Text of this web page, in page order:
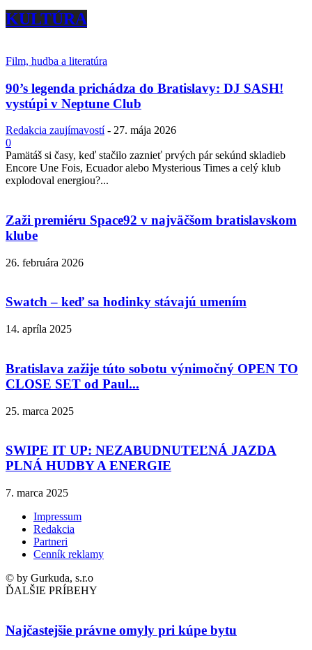
KULTÚRA
Film, hudba a literatúra
90’s legenda prichádza do Bratislavy: DJ SASH!
vystúpi v Neptune Club
Redakcia zaujímavostí - 27. mája 2026
0
Pamätáš si časy, keď stačilo zaznieť prvých pár sekúnd skladieb
Encore Une Fois, Ecuador alebo Mysterious Times a celý klub
explodoval energiou?...
Zaži premiéru Space92 v najväčšom bratislavskom
klube
26. februára 2026
Swatch – keď sa hodinky stávajú umením
14. apríla 2025
Bratislava zažije túto sobotu výnimočný OPEN TO
CLOSE SET od Paul...
25. marca 2025
SWIPE IT UP: NEZABUDNUTEĽNÁ JAZDA
PLNÁ HUDBY A ENERGIE
7. marca 2025
Impressum
Redakcia
Partneri
Cenník reklamy
© by Gurkuda, s.r.o
ĎALŠIE PRÍBEHY
Najčastejšie právne omyly pri kúpe bytu